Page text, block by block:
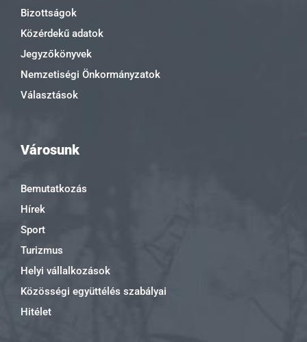
Bizottságok
Közérdekű adatok
Jegyzőkönyvek
Nemzetiségi Önkormányzatok
Választások
Városunk
Bemutatkozás
Hírek
Sport
Turizmus
Helyi vállalkozások
Közösségi együttélés szabályai
Hitélet